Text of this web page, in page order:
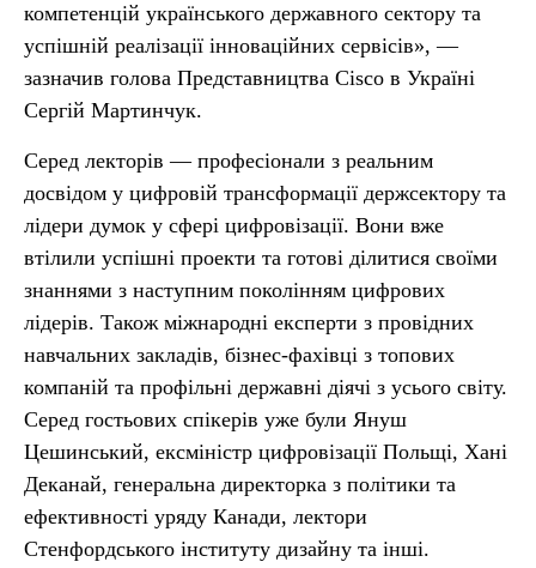
компетенцій українського державного сектору та
успішній реалізації інноваційних сервісів», —
зазначив голова Представництва Cisco в Україні
Сергій Мартинчук.
Серед лекторів — професіонали з реальним
досвідом у цифровій трансформації держсектору та
лідери думок у сфері цифровізації. Вони вже
втілили успішні проекти та готові ділитися своїми
знаннями з наступним поколінням цифрових
лідерів. Також міжнародні експерти з провідних
навчальних закладів, бізнес-фахівці з топових
компаній та профільні державні діячі з усього світу.
Серед гостьових спікерів уже були Януш
Цешинський, ексміністр цифровізації Польщі, Хані
Деканай, генеральна директорка з політики та
ефективності уряду Канади, лектори
Стенфордського інституту дизайну та інші.